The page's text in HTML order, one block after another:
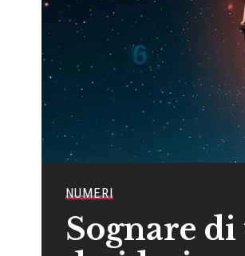
NUMERI
Sognare